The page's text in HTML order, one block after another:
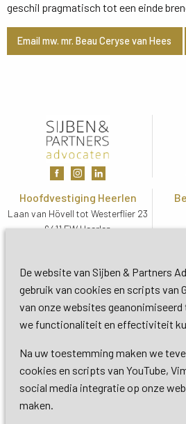
De website van Sijben & Partners
gebruik van cookies en scripts van
van onze websites geanonimiseerd
we functionaliteit en effectiviteit
Na uw toestemming maken we
cookies en scripts van YouTube,
social media integratie op onze
maken.
geschil pragmatisch tot een einde
Email mw. mr. Beau Ceryse van Hees
Hoofdvestiging Heerlen
Laan van Hövell tot Westerflier 23
6411 EW Heerlen
Bezoekadres
Soestdijkseweg
3732 HC De Bilt
Copyright 2026 © Sijben